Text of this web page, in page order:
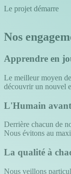
Le projet démarre
Nos
Apprendre en
Le meilleur moyen
découvrir un nouvel
L'Humain
Derrière chacun de
Nous évitons au
La qualité à
Nous veillons